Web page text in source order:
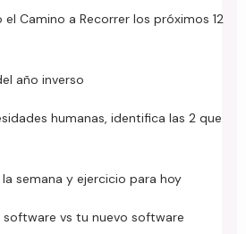
Camino a Recorrer los próximos 12
año inverso
humanas, identifica las 2 que
la semana y ejercicio para hoy
software vs tu nuevo software